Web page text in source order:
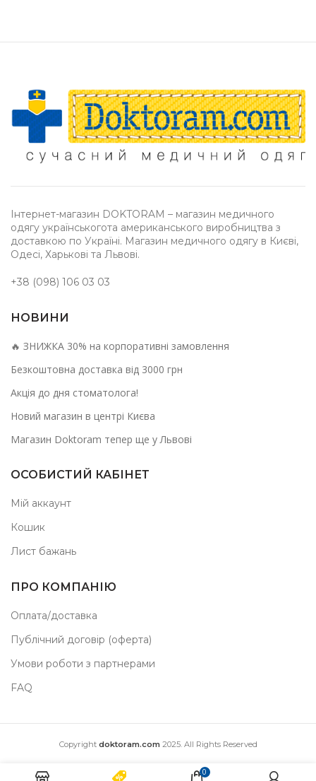
Інтернет-магазин DOKTORAM – магазин медичного
одягу українськогота американського виробництва з
доставкою по Україні. Магазин медичного одягу в Києві,
Одесі, Харькові та Львові.
+38 (098) 106 03 03
НОВИНИ
🔥 ЗНИЖКА 30% на корпоративні замовлення
Безкоштовна доставка від 3000 грн
Акція до дня стоматолога!
Новий магазин в центрі Києва
Магазин Doktoram тепер ще у Львові
ОСОБИСТИЙ КАБІНЕТ
Мій аккаунт
Кошик
Лист бажань
ПРО КОМПАНІЮ
Оплата/доставка
Публічний договір (оферта)
Умови роботи з партнерами
FAQ
Copyright doktoram.com 2025. All Rights Reserved
0